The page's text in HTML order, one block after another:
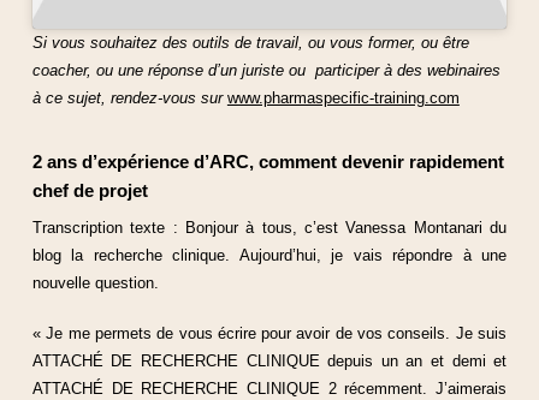
Si vous souhaitez des outils de travail, ou vous former, ou être
coacher, ou une réponse d’un juriste ou participer à des webinaires
à ce sujet, rendez-vous sur www.pharmaspecific-training.com
2 ans d’expérience d’ARC, comment devenir rapidement
chef de projet
Transcription texte : Bonjour à tous, c’est Vanessa Montanari du
blog la recherche clinique. Aujourd’hui, je vais répondre à une
nouvelle question.
« Je me permets de vous écrire pour avoir de vos conseils. Je suis
ATTACHÉ DE RECHERCHE CLINIQUE depuis un an et demi et
ATTACHÉ DE RECHERCHE CLINIQUE 2 récemment. J’aimerais